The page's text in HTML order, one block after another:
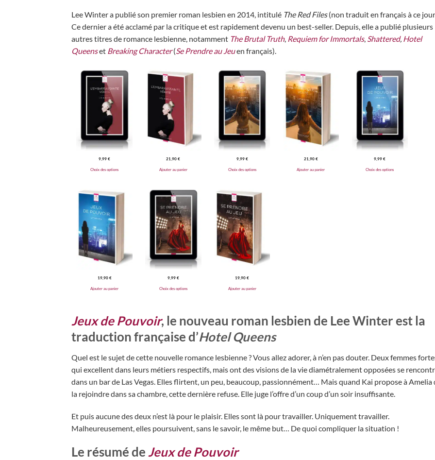
Lee Winter a publié son premier roman lesbien en 2014, intitulé The Red Files(non traduit en français à ce
Ce dernier a été acclamé par la critique et est rapidement devenu un best-seller. Depuis, elle a publié plusieurs
autres titres de romance lesbienne, notamment The Brutal Truth, Requiem for Immortals, Shattered, Hotel
Queenset Breaking Character(Se Prendre au Jeuen français).
9,99€
Choix des options
21,90€
Ajouter au panier
9,99 €
Choix des options
21,90 €
Ajouter au panier
9,99€
Choix des options
19,90 €
Ajouter au panier
9,99 €
Choix des options
19,90€
Ajouter au panier
Jeux de Pouvoir, le nouveau roman lesbien de Lee Winter est la
traduction française d’Hotel Queens
Quel est le sujet de cette nouvelle romance lesbienne ? Vous allez adorer, à n’en pas douter. Deux femmes
qui excellent dans leurs métiers respectifs, mais ont des visions de la vie diamétralement opposées se
dans un bar de Las Vegas. Elles flirtent, un peu, beaucoup, passionnément… Mais quand Kai propose à Amelia
la rejoindre dans sa chambre, cette dernière refuse. Elle juge l’offre d’un coup d’un soir insuffisante.
Et puis aucune des deux n’est là pour le plaisir. Elles sont là pour travailler. Uniquement travailler.
Malheureusement, elles poursuivent, sans le savoir, le même but… De quoi compliquer la situation !
Le résumé de Jeux de Pouvoir